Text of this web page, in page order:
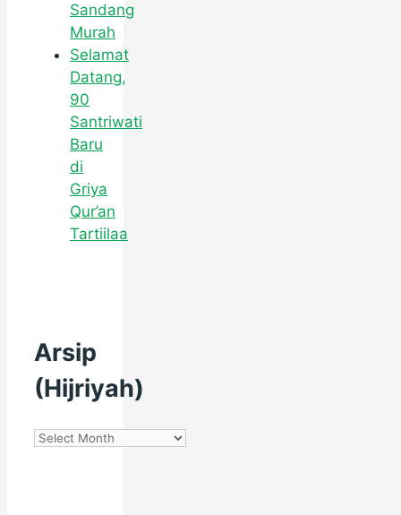
Sandang
Murah
Selamat
Datang,
90
Santriwati
Baru
di
Griya
Qur’an
Tartiilaa
Arsip
(Hijriyah)
Arsip